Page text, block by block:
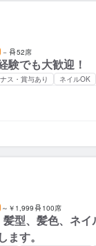
－ 52席
験でも大歓迎！
ス・賞与あり ネイルOK
～￥1,999 100席
髪型、髪色、ネ
す。